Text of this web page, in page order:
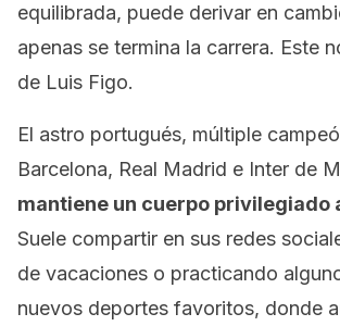
equilibrada, puede derivar en
apenas se termina la carrera. Este
de Luis Figo.
El astro portugués, múltiple
Barcelona, Real Madrid e Inter de
mantiene un cuerpo privilegiado
Suele compartir en sus redes
de vacaciones o practicando
nuevos deportes favoritos, donde